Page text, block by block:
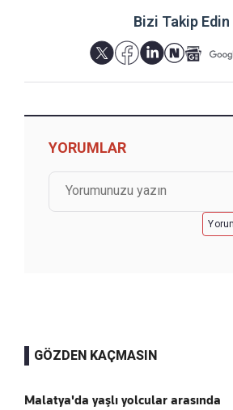
Bizi Takip Edin
YORUMLAR
GÖZDEN KAÇMASIN
Malatya'da yaşlı yolcular arasında